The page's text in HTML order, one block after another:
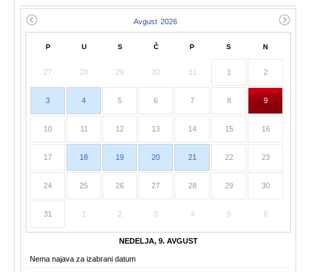
P U S Č P S N
27 28 29 30 31 1 2
3 4 5 6 7 8 9
10 11 12 13 14 15 16
17 18 19 20 21 22 23
24 25 26 27 28 29 30
31 1 2 3 4 5 6
NEDELJA, 9. AVGUST
Nema najava za izabrani datum